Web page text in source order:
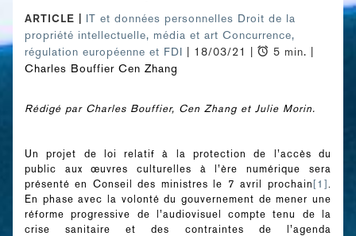
ARTICLE IT et données personnelles Droit de la
propriété intellectuelle, média et art Concurrence,
régulation européenne et FDI
| 18/03/21 |
5 min. |
Charles Bouffier Cen Zhang
Rédigé par Charles Bouffier, Cen Zhang et Julie Morin.
Un projet de loi relatif à la protection de l’accès du
public aux œuvres culturelles à l’ère numérique sera
présenté en Conseil des ministres le 7 avril prochain [1]
En phase avec la volonté du gouvernement de mener une
réforme progressive de l’audiovisuel compte tenu de la
crise sanitaire et des contraintes de l’agenda